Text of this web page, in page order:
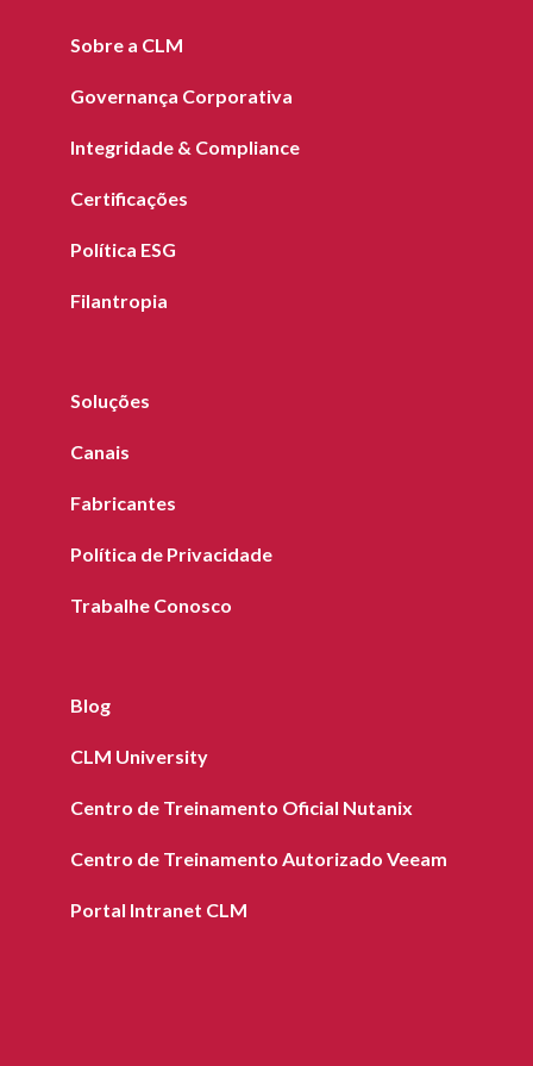
Sobre a CLM
Governança Corporativa
Integridade & Compliance
Certificações
Política ESG
Filantropia
Soluções
Canais
Fabricantes
Política de Privacidade
Trabalhe Conosco
Blog
CLM University
Centro de Treinamento Oficial Nutanix
Centro de Treinamento Autorizado Veeam
Portal Intranet CLM